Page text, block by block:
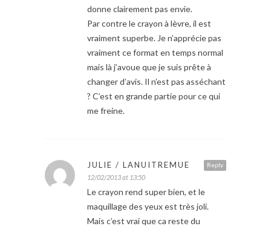
donne clairement pas envie.
Par contre le crayon à lèvre, il est
vraiment superbe. Je n’apprécie pas
vraiment ce format en temps normal
mais là j’avoue que je suis prête à
changer d’avis. Il n’est pas asséchant
? C’est en grande partie pour ce qui
me freine.
Reply
JULIE / LANUITREMUE
12/02/2013 at 13:50
Le crayon rend super bien, et le
maquillage des yeux est très joli.
Mais c’est vrai que ca reste du